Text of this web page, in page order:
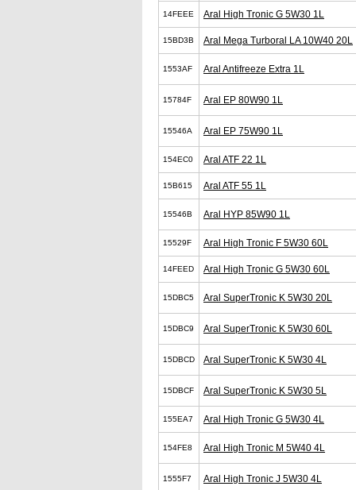
14FEEE Aral High Tronic G 5W30 1L
15BD3B Aral Mega Turboral LA 10W40 20L
1553AF Aral Antifreeze Extra 1L
15784F Aral EP 80W90 1L
15546A Aral EP 75W90 1L
154EC0 Aral ATF 22 1L
15B615 Aral ATF 55 1L
15546B Aral HYP 85W90 1L
15529F Aral High Tronic F 5W30 60L
14FEED Aral High Tronic G 5W30 60L
15DBC5 Aral SuperTronic K 5W30 20L
15DBC9 Aral SuperTronic K 5W30 60L
15DBCD Aral SuperTronic K 5W30 4L
15DBCF Aral SuperTronic K 5W30 5L
155EA7 Aral High Tronic G 5W30 4L
154FE8 Aral High Tronic M 5W40 4L
1555F7 Aral High Tronic J 5W30 4L